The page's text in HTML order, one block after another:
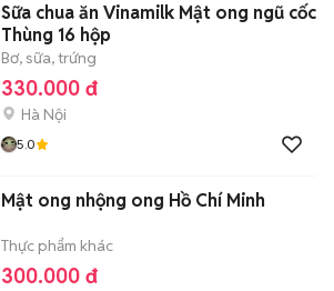
Sữa chua ăn Vinamilk Mật ong ngũ cốc
Thùng 16 hộp
Bơ, sữa, trứng
330.000 đ
Hà Nội
5.0
Mật ong nhộng ong Hồ Chí Minh
Thực phẩm khác
300.000 đ